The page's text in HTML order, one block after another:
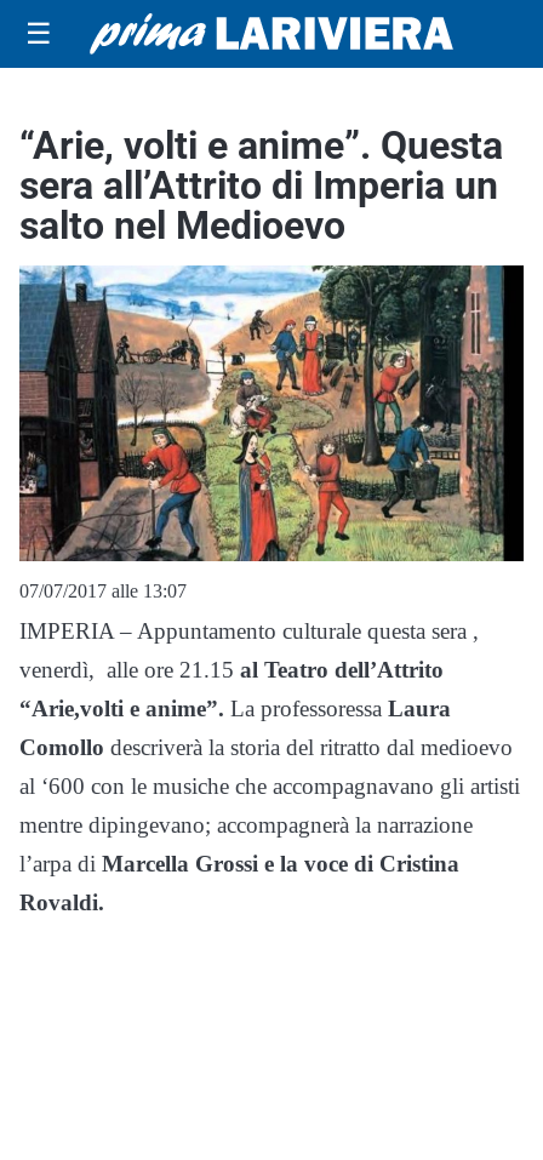
☰
“Arie, volti e anime”. Questa
sera all’Attrito di Imperia un
salto nel Medioevo
07/07/2017 alle 13:07
IMPERIA – Appuntamento culturale questa sera ,
venerdì, alle ore 21.15 al Teatro dell’Attrito
“Arie,volti e anime”. La professoressa Laura
Comollo descriverà la storia del ritratto dal medioevo
al ‘600 con le musiche che accompagnavano gli artisti
mentre dipingevano; accompagnerà la narrazione
l’arpa di Marcella Grossi e la voce di Cristina
Rovaldi.